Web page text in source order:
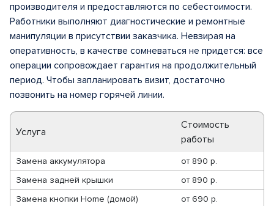
производителя и предоставляются по себестоимости.
Работники выполняют диагностические и ремонтные
манипуляции в присутствии заказчика. Невзирая на
оперативность, в качестве сомневаться не придется: все
операции сопровождает гарантия на продолжительный
период. Чтобы запланировать визит, достаточно
позвонить на номер горячей линии.
Услуга
Стоимость
работы
Замена аккумулятора от 890 р.
Замена задней крышки
от 890 р.
Замена кнопки Home (домой)
от 690 р.